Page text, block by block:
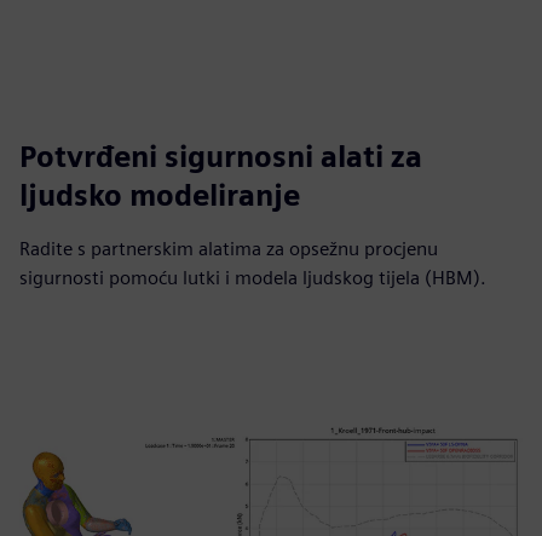
Potvrđeni sigurnosni alati za
ljudsko modeliranje
Radite s partnerskim alatima za opsežnu procjenu
sigurnosti pomoću lutki i modela ljudskog tijela (HBM).